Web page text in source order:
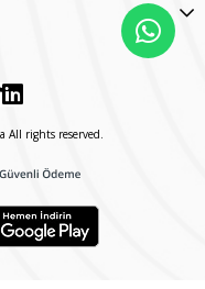
All rights reserved.